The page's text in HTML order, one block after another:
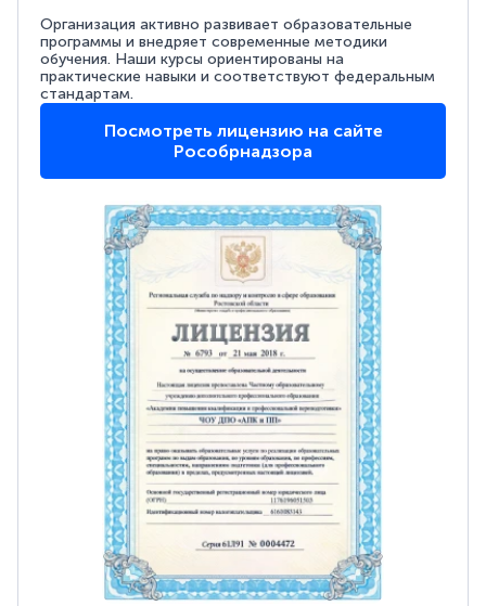
Организация активно развивает образовательные
программы и внедряет современные методики
обучения. Наши курсы ориентированы на
практические навыки и соответствуют федеральным
стандартам.
Посмотреть лицензию на сайте
Рособрнадзора